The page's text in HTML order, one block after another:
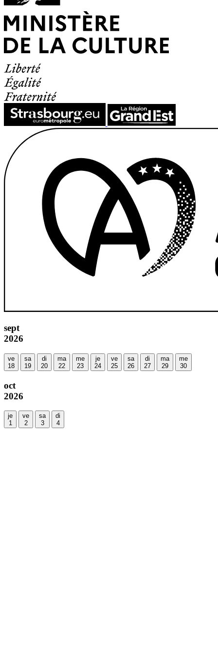
sept
2026
ve
18
sa
19
di
20
ma
22
me
23
je
24
ve
25
sa
26
di
27
ma
29
me
30
oct
2026
je
1
ve
2
sa
3
di
4